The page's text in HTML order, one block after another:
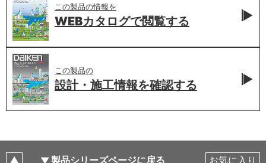
この製品の情報を
WEBカタログで閲覧する
この製品の
設計・施工情報を確認する
製品シリーズページに戻る お気に入り